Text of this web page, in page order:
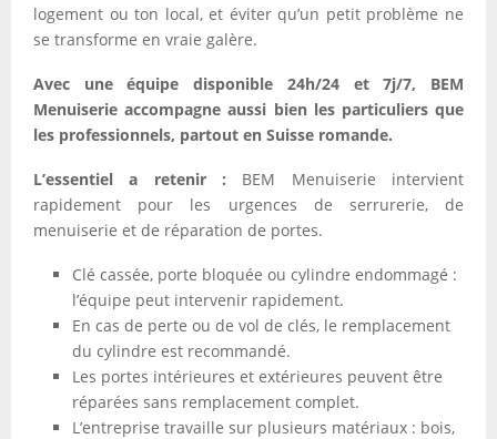
logement ou ton local, et éviter qu’un petit problème ne
se transforme en vraie galère.
Avec une équipe disponible 24h/24 et 7j/7, BEM
Menuiserie accompagne aussi bien les particuliers que
les professionnels, partout en Suisse romande.
L’essentiel a retenir : BEM Menuiserie intervient
rapidement pour les urgences de serrurerie, de
menuiserie et de réparation de portes.
Clé cassée, porte bloquée ou cylindre endommagé :
l’équipe peut intervenir rapidement.
En cas de perte ou de vol de clés, le remplacement
du cylindre est recommandé.
Les portes intérieures et extérieures peuvent être
réparées sans remplacement complet.
L’entreprise travaille sur plusieurs matériaux : bois,